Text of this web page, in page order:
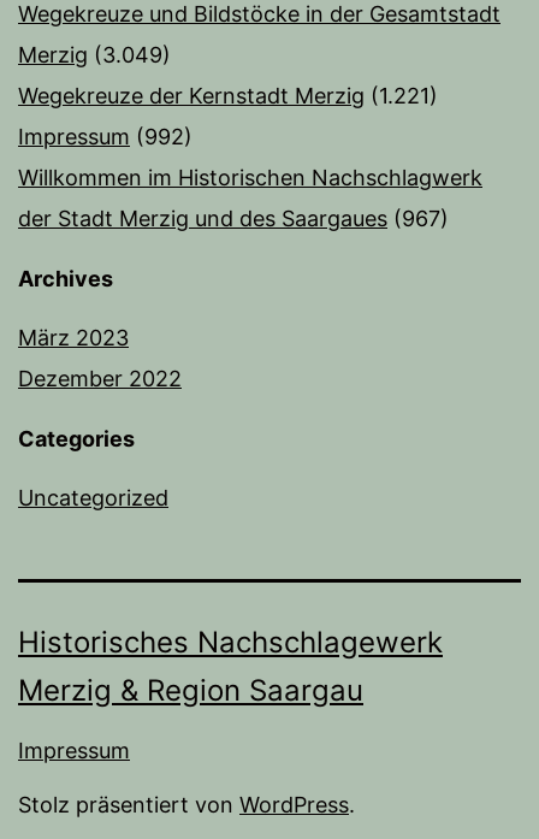
Wegekreuze und Bildstöcke in der Gesamtstadt
Merzig (3.049)
Wegekreuze der Kernstadt Merzig (1.221)
Impressum (992)
Willkommen im Historischen Nachschlagwerk
der Stadt Merzig und des Saargaues (967)
Archives
März 2023
Dezember 2022
Categories
Uncategorized
Historisches Nachschlagewerk
Merzig & Region Saargau
Impressum
Stolz präsentiert von WordPress.